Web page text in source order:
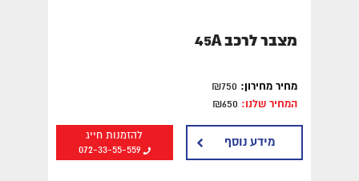
מצבר לרכב 45A
מחיר מחירון:
המחיר שלנו:
להזמנות חייג
072-33-55-559
מידע נוסף